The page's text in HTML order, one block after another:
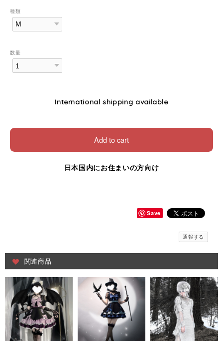
種類
数量
International shipping available
Add to cart
日本国内にお住まいの方向け
Save
通報する
関連商品